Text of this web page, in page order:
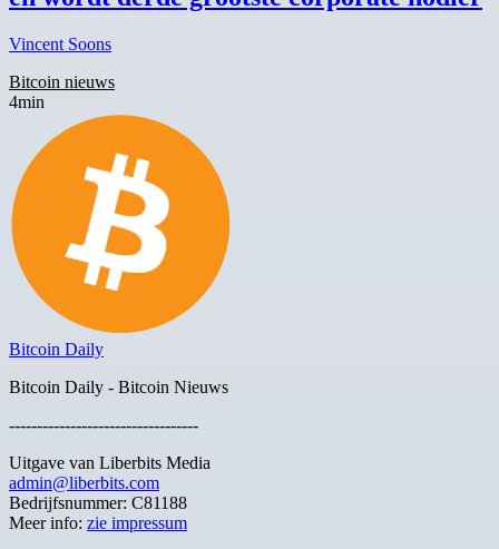
Vincent Soons
Bitcoin nieuws
4min
Bitcoin Daily
Bitcoin Daily - Bitcoin Nieuws
----------------------------------
Uitgave van Liberbits Media
admin@liberbits.com
Bedrijfsnummer: C81188
Meer info: zie impressum